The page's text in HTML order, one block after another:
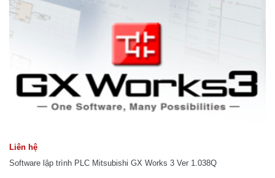
Liên hệ
Software lập trình PLC Mitsubishi GX Works 3 Ver 1.038Q